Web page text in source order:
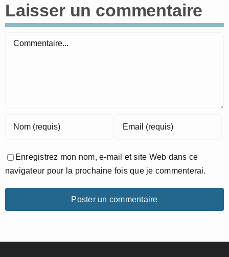
Laisser un commentaire
Commentaire
Enregistrez mon nom, e-mail et site Web dans ce
navigateur pour la prochaine fois que je commenterai.